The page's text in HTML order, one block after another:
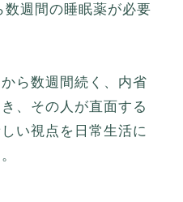
数週間の睡眠薬が必要
ら数週間続く、内省
、その人が直面する
い視点を日常生活に